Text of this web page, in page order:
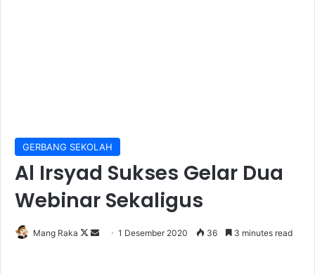
GERBANG SEKOLAH
Al Irsyad Sukses Gelar Dua
Webinar Sekaligus
Mang Raka
Follow
Send1 Desember 2020 36 3 minutes read